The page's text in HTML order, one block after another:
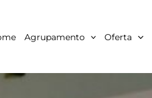
Agrupamento Oferta